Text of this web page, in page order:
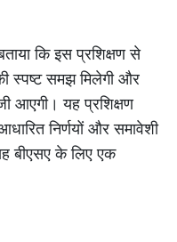
कि इस प्रशिक्षण से
स्पष्ट समझ मिलेगी और
आएगी। यह प्रशिक्षण
निर्णयों और समावेशी
बीएसए के लिए एक